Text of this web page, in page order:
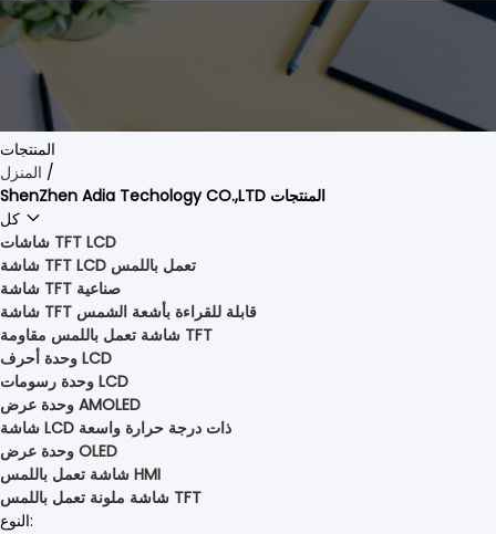
المنتجات
المنزل /
ShenZhen Adia Techology CO.,LTD المنتجات
شاشات TFT LCD
شاشة TFT LCD تعمل باللمس
شاشة TFT صناعية
شاشة TFT قابلة للقراءة بأشعة الشمس
شاشة تعمل باللمس مقاومة TFT
وحدة أحرف LCD
وحدة رسومات LCD
وحدة عرض AMOLED
شاشة LCD ذات درجة حرارة واسعة
وحدة عرض OLED
شاشة تعمل باللمس HMI
شاشة ملونة تعمل باللمس TFT
النوع: